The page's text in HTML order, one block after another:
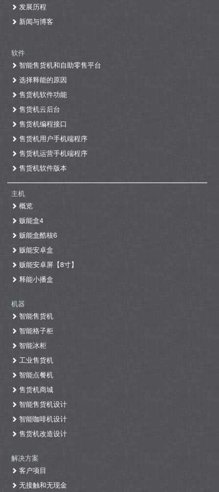
发展历程
新闻与博客
软件
智能售货机和自助零售平台
选择释能的原因
售货机软件功能
售货机云后台
售货机编程接口
售货机用户手机端程序
售货机运营手机端程序
售货机软件版本
主机
概览
贩能盒4
贩能盒酷核6
贩能安卓盒
贩能安卓屏【8寸】
释能小播盒
机器
智能售货机
智能格子柜
智能冰柜
工业售货机
智能点餐机
售货机商城
智能售货机设计
智能咖啡机设计
售货机改造设计
解决方案
客户项目
无接触和无现金